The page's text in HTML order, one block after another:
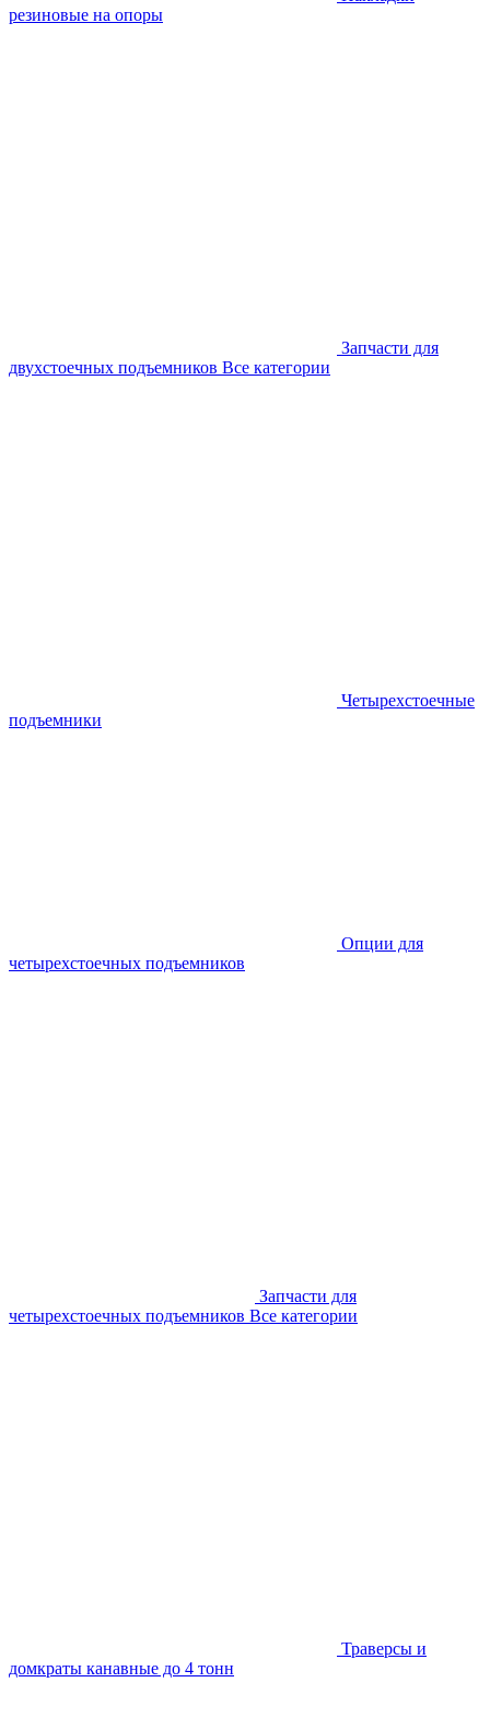
резиновые на опоры
Запчасти для
двухстоечных подъемников Все категории
Четырехстоечные
подъемники
Опции для
четырехстоечных подъемников
Запчасти для
четырехстоечных подъемников Все категории
Траверсы и
домкраты канавные до 4 тонн